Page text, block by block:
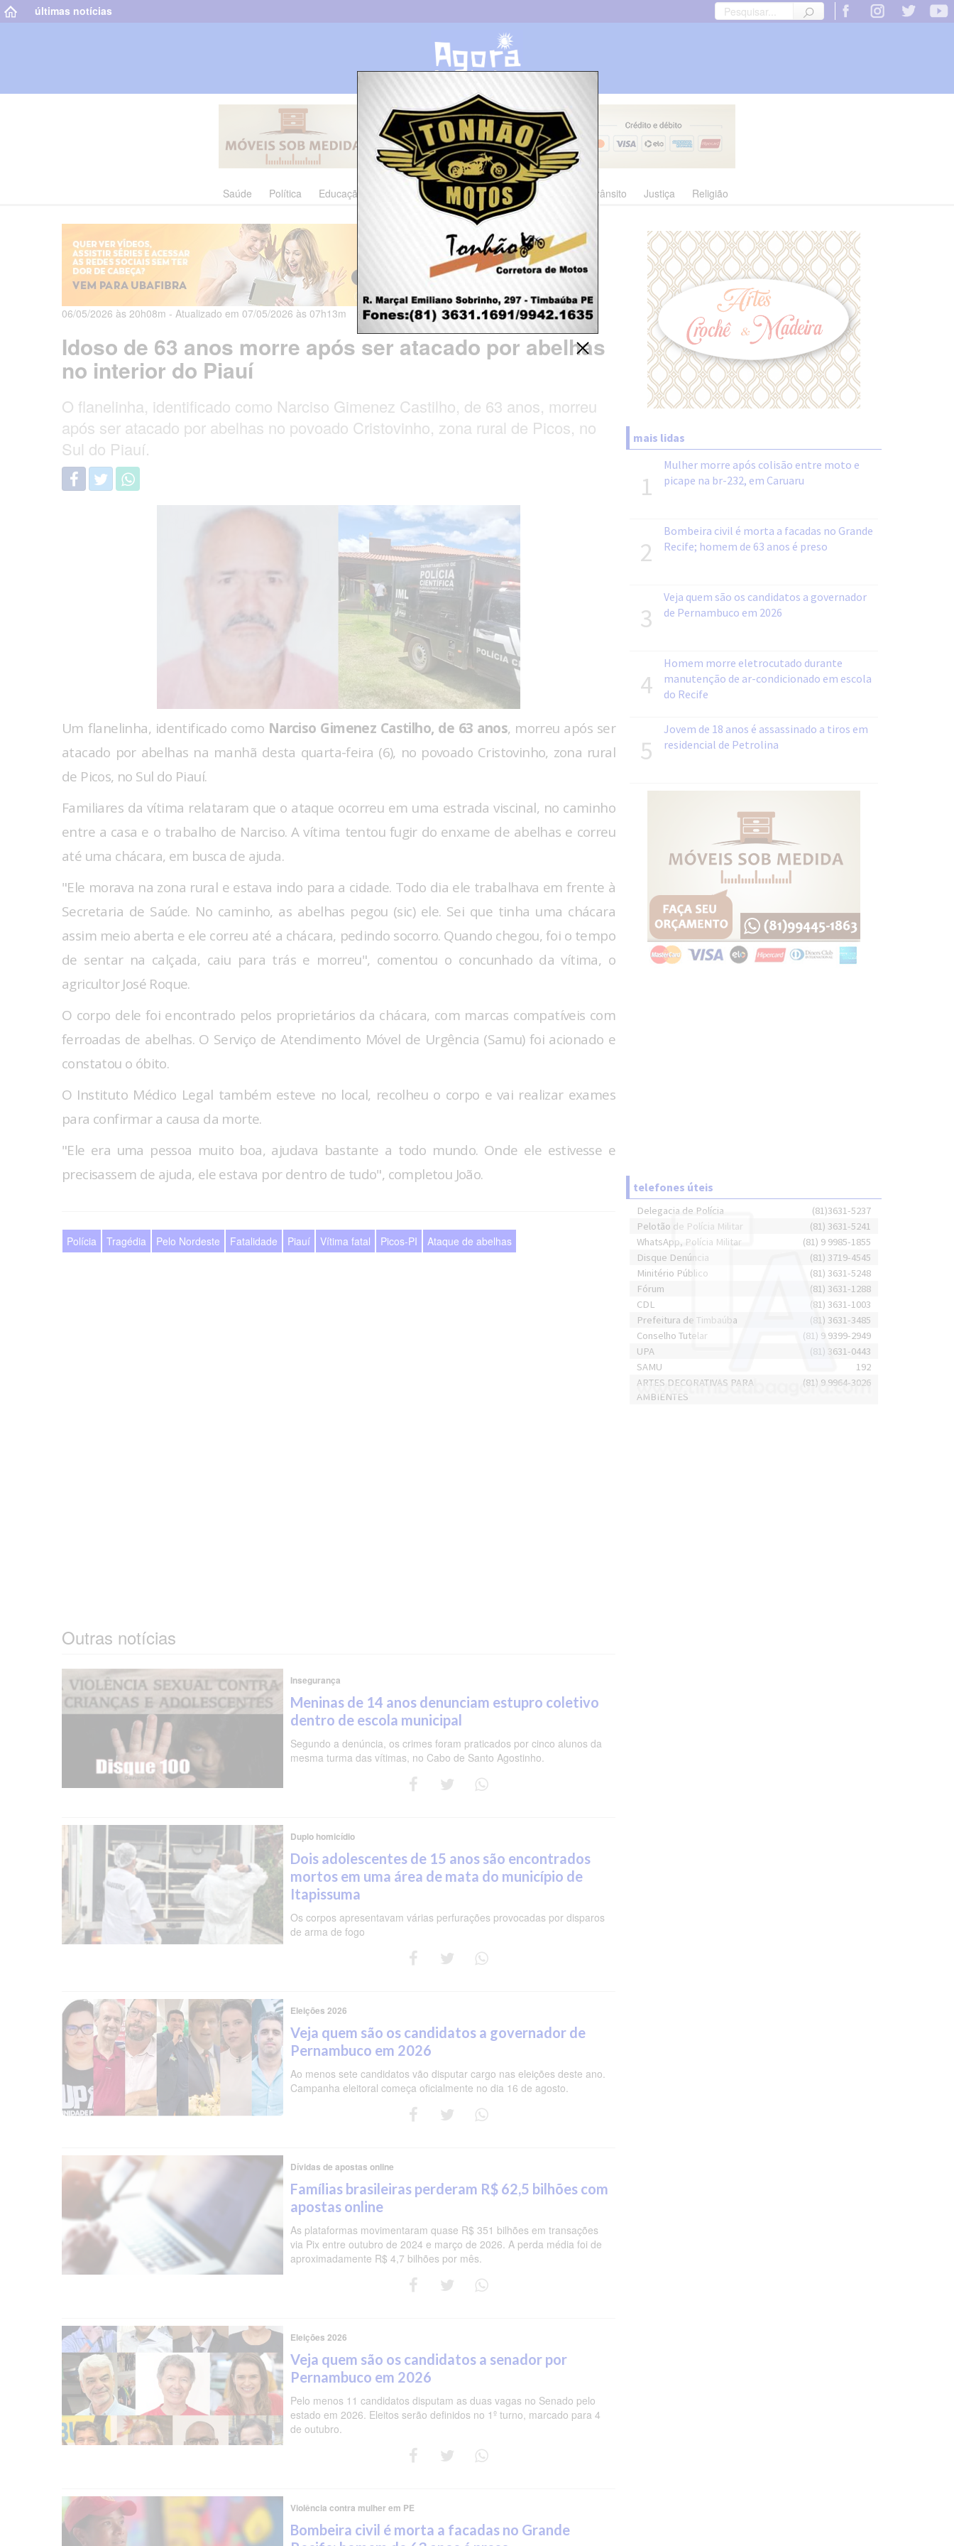
últimas notícias
Saúde Política Educação Cultura Polícia Economia Trânsito Justiça Religião
06/05/2026 às 20h08m - Atualizado em 07/05/2026 às 07h13m
Idoso de 63 anos morre após ser atacado por abelhas
no interior do Piauí
O flanelinha, identificado como Narciso Gimenez Castilho, de 63 anos, morreu
após ser atacado por abelhas no povoado Cristovinho, zona rural de Picos, no
Sul do Piauí.
Um flanelinha, identificado como Narciso Gimenez Castilho, de 63 anos, morreu após ser
atacado por abelhas na manhã desta quarta-feira (6), no povoado Cristovinho, zona rural
de Picos, no Sul do Piauí.
Familiares da vítima relataram que o ataque ocorreu em uma estrada viscinal, no caminho
entre a casa e o trabalho de Narciso. A vítima tentou fugir do enxame de abelhas e correu
até uma chácara, em busca de ajuda.
"Ele morava na zona rural e estava indo para a cidade. Todo dia ele trabalhava em frente à
Secretaria de Saúde. No caminho, as abelhas pegou (sic) ele. Sei que tinha uma chácara
assim meio aberta e ele correu até a chácara, pedindo socorro. Quando chegou, foi o tempo
de sentar na calçada, caiu para trás e morreu", comentou o concunhado da vítima, o
agricultor José Roque.
O corpo dele foi encontrado pelos proprietários da chácara, com marcas compatíveis com
ferroadas de abelhas. O Serviço de Atendimento Móvel de Urgência (Samu) foi acionado e
constatou o óbito.
O Instituto Médico Legal também esteve no local, recolheu o corpo e vai realizar exames
para confirmar a causa da morte.
"Ele era uma pessoa muito boa, ajudava bastante a todo mundo. Onde ele estivesse e
precisassem de ajuda, ele estava por dentro de tudo", completou João.
Polícia Tragédia Pelo Nordeste Fatalidade Piauí Vítima fatal Picos-PI Ataque de abelhas
Outras notícias
Insegurança
Meninas de 14 anos denunciam estupro coletivo
dentro de escola municipal
Segundo a denúncia, os crimes foram praticados por cinco alunos da
mesma turma das vítimas, no Cabo de Santo Agostinho.
Duplo homicídio
Dois adolescentes de 15 anos são encontrados
mortos em uma área de mata do município de
Itapissuma
Os corpos apresentavam várias perfurações provocadas por disparos
de arma de fogo
Eleições 2026
Veja quem são os candidatos a governador de
Pernambuco em 2026
Ao menos sete candidatos vão disputar cargo nas eleições deste ano.
Campanha eleitoral começa oficialmente no dia 16 de agosto.
Dívidas de apostas online
Famílias brasileiras perderam R$ 62,5 bilhões com
apostas online
As plataformas movimentaram quase R$ 351 bilhões em transações
via Pix entre outubro de 2024 e março de 2026. A perda média foi de
aproximadamente R$ 4,7 bilhões por mês.
Eleições 2026
Veja quem são os candidatos a senador por
Pernambuco em 2026
Pelo menos 11 candidatos disputam as duas vagas no Senado pelo
estado em 2026. Eleitos serão definidos no 1º turno, marcado para 4
de outubro.
Violência contra mulher em PE
Bombeira civil é morta a facadas no Grande
mais lidas
1
Mulher morre após colisão entre moto e
picape na br-232, em Caruaru
2
Bombeira civil é morta a facadas no Grande
Recife; homem de 63 anos é preso
3
Veja quem são os candidatos a governador
de Pernambuco em 2026
4
Homem morre eletrocutado durante
manutenção de ar-condicionado em escola
do Recife
5
Jovem de 18 anos é assassinado a tiros em
residencial de Petrolina
telefones úteis
Delegacia de Polícia
(81)3631-5237
Pelotão de Polícia Militar
(81) 3631-5241
WhatsApp, Polícia Militar
(81) 9 9985-1855
Disque Denúncia
(81) 3719-4545
Minitério Público
(81) 3631-5248
Fórum
(81) 3631-1288
CDL
(81) 3631-1003
Prefeitura de Timbaúba
(81) 3631-3485
Conselho Tutelar
(81) 9 9399-2949
UPA
(81) 3631-0443
SAMU
192
ARTES DECORATIVAS PARA
AMBIENTES
(81) 9 9964-3026